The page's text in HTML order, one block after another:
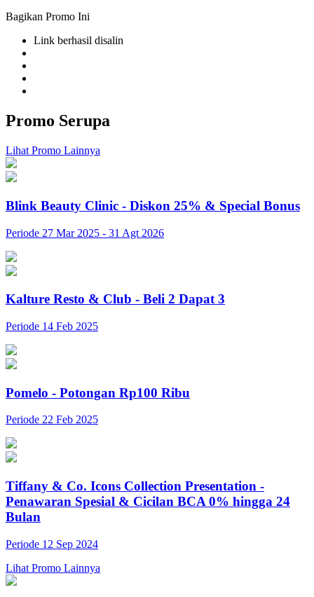
Bagikan Promo Ini
Link berhasil disalin
Promo Serupa
Lihat Promo Lainnya
Blink Beauty Clinic - Diskon 25% & Special Bonus
Periode 27 Mar 2025 - 31 Agt 2026
Kalture Resto & Club - Beli 2 Dapat 3
Periode 14 Feb 2025
Pomelo - Potongan Rp100 Ribu
Periode 22 Feb 2025
Tiffany & Co. Icons Collection Presentation -
Penawaran Spesial & Cicilan BCA 0% hingga 24
Bulan
Periode 12 Sep 2024
Lihat Promo Lainnya